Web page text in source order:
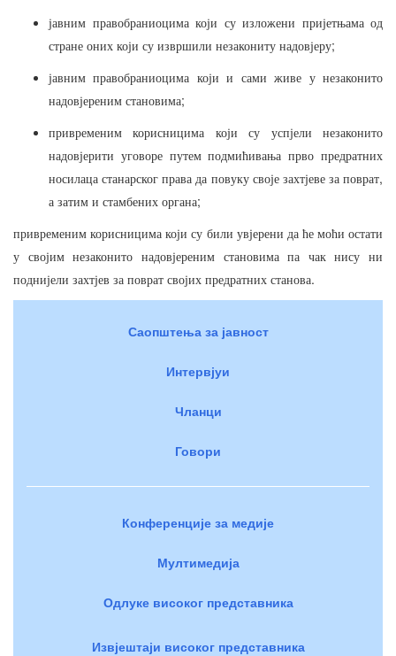
јавним правобраниоцима који су изложени пријетњама од
стране оних који су извршили незакониту надовјеру;
јавним правобраниоцима који и сами живе у незаконито
надовјереним становима;
привременим корисницима који су успјели
незаконито
надовјерити уговоре путем подмићивања прво предратних
носилаца станарског права да повуку своје захтјеве за поврат,
а затим и стамбених органа;
привременим корисницима који су били увјерени да ће моћи остати
у
својим незаконито надовјереним становима па чак нису
ни
поднијели захтјев за поврат својих предратних станова.
Саопштења за јавност
Интервјуи
Чланци
Говори
Конференције за медије
Мултимедија
Одлуке високог представника
Извјештаји високог представника